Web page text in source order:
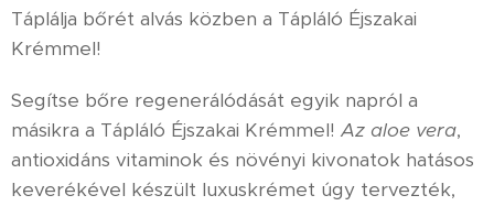
Táplálja bőrét alvás közben a Tápláló Éjszakai
Krémmel!
Segítse bőre regenerálódását egyik napról a
másikra a Tápláló Éjszakai Krémmel! Az aloe vera,
antioxidáns vitaminok és növényi kivonatok hatásos
keverékével készült luxuskrémet úgy tervezték,